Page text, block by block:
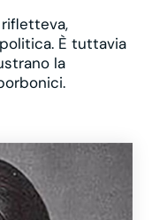
È tuttavia
la